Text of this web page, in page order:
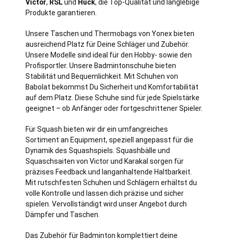
Victor, RSLund Huck, die Top-Qualität und langlebige
Produkte garantieren.
Unsere Taschen und Thermobags von Yonex bieten
ausreichend Platz für Deine Schläger und Zubehör.
Unsere Modelle sind ideal für den Hobby- sowie den
Profisportler. Unsere Badmintonschuhe bieten
Stabilität und Bequemlichkeit. Mit Schuhen von
Babolat bekommst Du Sicherheit und Komfortabilität
auf dem Platz. Diese Schuhe sind für jede Spielstärke
geeignet – ob Anfänger oder fortgeschrittener Spieler.
Für Squash bieten wir dir ein umfangreiches
Sortiment an Equipment, speziell angepasst für die
Dynamik des Squashspiels. Squashbälle und
Squaschsaiten von Victor und Karakal sorgen für
präzises Feedback und langanhaltende Haltbarkeit.
Mit rutschfesten Schuhen und Schlägern erhältst du
volle Kontrolle und lassen dich präzise und sicher
spielen. Vervollständigt wird unser Angebot durch
Dämpfer und Taschen.
Das Zubehör für Badminton komplettiert deine